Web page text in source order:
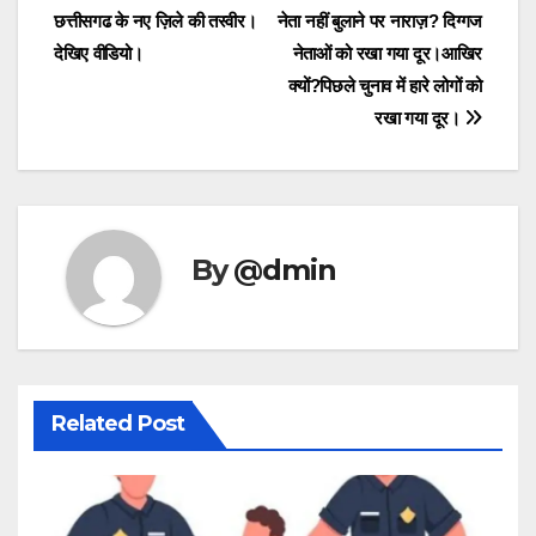
navigation
नेता नहीं बुलाने पर नाराज़? दिग्गज
नेताओं को रखा गया दूर।आखिर
क्यों?पिछले चुनाव में हारे लोगों को
रखा गया दूर।
छत्तीसगढ के नए ज़िले की तस्वीर।
देखिए वीडियो।
By@dmin
Related Post